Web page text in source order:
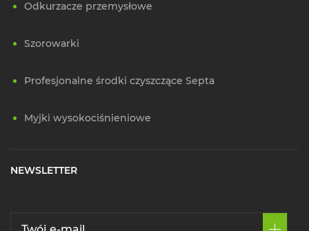
Odkurzacze przemysłowe
Szorowarki
Profesjonalne środki czyszczące Septa
Myjki wysokociśnieniowe
NEWSLETTER